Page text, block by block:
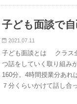
子ども面談で
2021.07.11
子ども面談とは クラス
つ話をしていく取り組
160分。4時間授業分あれ
７分くらいかけて話し合